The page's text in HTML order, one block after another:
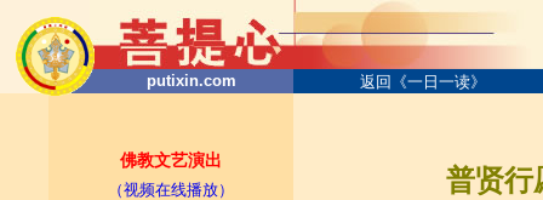
putixin.com 返回《一日一读》
佛教文艺演出
（视频在线播放）
普贤行